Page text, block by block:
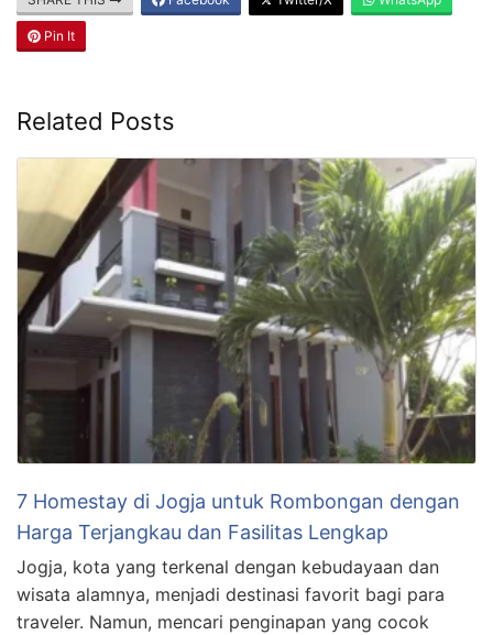
Pin It
Related Posts
7 Homestay di Jogja untuk Rombongan dengan
Harga Terjangkau dan Fasilitas Lengkap
Jogja, kota yang terkenal dengan kebudayaan dan
wisata alamnya, menjadi destinasi favorit bagi para
traveler. Namun, mencari penginapan yang cocok